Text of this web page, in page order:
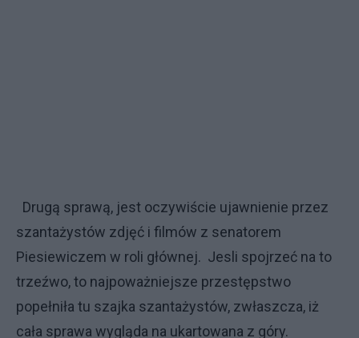
Drugą sprawą, jest oczywiście ujawnienie przez
szantażystów zdjęć i filmów z senatorem
Piesiewiczem w roli głównej. Jesli spojrzeć na to
trzeźwo, to najpoważniejsze przestępstwo
popełniła tu szajka szantażystów, zwłaszcza, iż
cała sprawa wygląda na ukartowana z góry.